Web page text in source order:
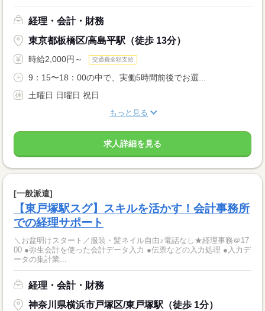
経理・会計・財務
東京都板橋区/高島平駅（徒歩 13分）
時給2,000円～ 交通費全額支給
9：15〜18：00の中で、実働5時間前後でお選...
土曜日 日曜日 祝日
もっと見る
求人詳細を見る
[一般派遣]
【東戸塚駅スグ】スキルを活かす！会計事務所
での経理サポート
＼お盆明けスタート／服装・髪ネイル自由♪電話なし★経理事務＠17
00 ●弥生会計を使った会計データ入力 ●伝票などの入力処理 ●入力デ
ータの集計業...
経理・会計・財務
神奈川県横浜市戸塚区/東戸塚駅（徒歩 1分）